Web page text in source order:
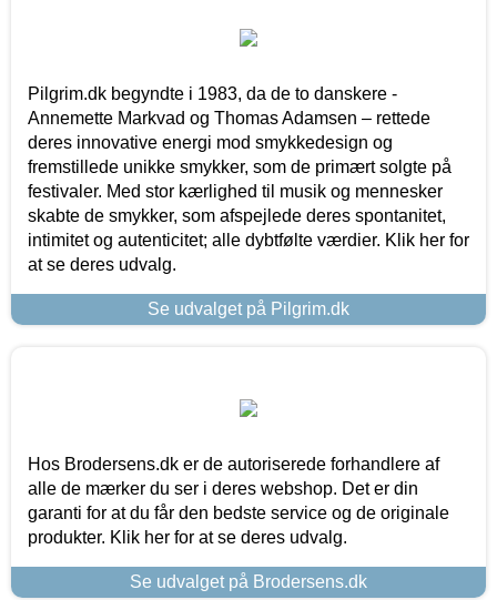
Pilgrim.dk begyndte i 1983, da de to danskere -
Annemette Markvad og Thomas Adamsen – rettede
deres innovative energi mod smykkedesign og
fremstillede unikke smykker, som de primært solgte på
festivaler. Med stor kærlighed til musik og mennesker
skabte de smykker, som afspejlede deres spontanitet,
intimitet og autenticitet; alle dybtfølte værdier. Klik her for
at se deres udvalg.
Se udvalget på Pilgrim.dk
Hos Brodersens.dk er de autoriserede forhandlere af
alle de mærker du ser i deres webshop. Det er din
garanti for at du får den bedste service og de originale
produkter. Klik her for at se deres udvalg.
Se udvalget på Brodersens.dk